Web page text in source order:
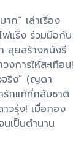
ก” เล่าเรื่อง
ฟแร๊ง ร่วมมือกับ
ลุยสร้างหนังรี
งการให้สะเทือน!
จริง” (ญดา
รักแท้ที่กลับชาติ
วรุ่ง! เมื่อกอง
เป็นตำนาน